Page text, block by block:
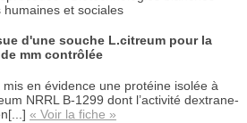
humaines et sociales
d'une souche L.citreum pour la
mm contrôlée
mis en évidence une protéine isolée à
NRRL B-1299 dont l’activité dextrane-
« Voir la fiche »